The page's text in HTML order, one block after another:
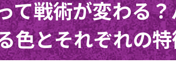
て戦術が変わる
色とそれぞれの